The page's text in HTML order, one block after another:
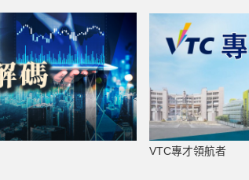
VTC專才領航者